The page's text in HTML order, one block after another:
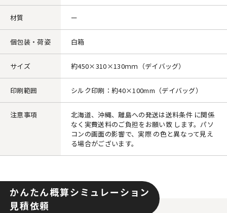
材質 ー
個包装・荷姿 白箱
サイズ 約450×310×130ｍｍ（デイバッグ）
印刷範囲 シルク印刷：約40×100mm（デイバッグ）
注意事項
北海道、沖縄、離島への発送は送料条件 に関係
なく実費送料のご負担をお願い致 します。パソ
コンの画面の影響で、実際 の色と異なって見え
る場合がございます。
かんたん概算シミュレーション
見積依頼